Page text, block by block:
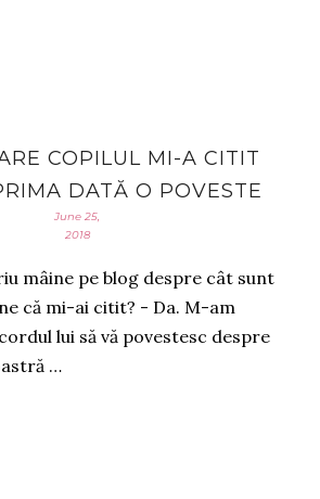
COPILUL MI-A CITIT
DATĂ O POVESTE
June 25,
2018
mâine pe blog despre cât sunt
că mi-ai citit? - Da. M-am
lui să vă povestesc despre
…